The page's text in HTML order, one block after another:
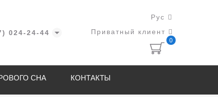
024-24-44
Рус
Приватный клиент
0
СНА КОНТАКТЫ